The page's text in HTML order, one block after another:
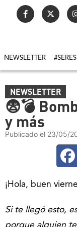
NEWSLETTER
NEWSLETTER
😨💣
y más
Publicado el 23/05/
¡Hola, buen
Si te llegó esto,
porque alguien